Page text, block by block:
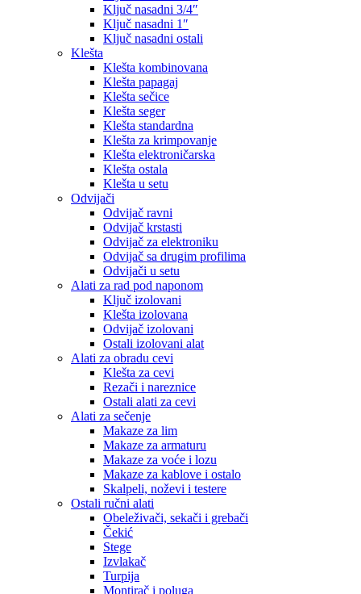
Ključ nasadni 3/4″
Ključ nasadni 1″
Ključ nasadni ostali
Klešta
Klešta kombinovana
Klešta papagaj
Klešta sečice
Klešta seger
Klešta standardna
Klešta za krimpovanje
Klešta elektroničarska
Klešta ostala
Klešta u setu
Odvijači
Odvijač ravni
Odvijač krstasti
Odvijač za elektroniku
Odvijač sa drugim profilima
Odvijači u setu
Alati za rad pod naponom
Ključ izolovani
Klešta izolovana
Odvijač izolovani
Ostali izolovani alat
Alati za obradu cevi
Klešta za cevi
Rezači i nareznice
Ostali alati za cevi
Alati za sečenje
Makaze za lim
Makaze za armaturu
Makaze za voće i lozu
Makaze za kablove i ostalo
Skalpeli, noževi i testere
Ostali ručni alati
Obeleživači, sekači i grebači
Čekić
Stege
Izvlakač
Turpija
Montirač i poluga